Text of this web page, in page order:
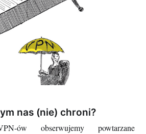
nas (nie) chroni?
ów obserwujemy powtarzane